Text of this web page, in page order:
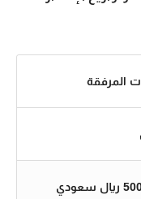
المرفقة
سعودي